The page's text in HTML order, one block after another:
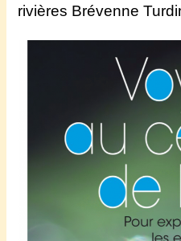
rivières Brévenne